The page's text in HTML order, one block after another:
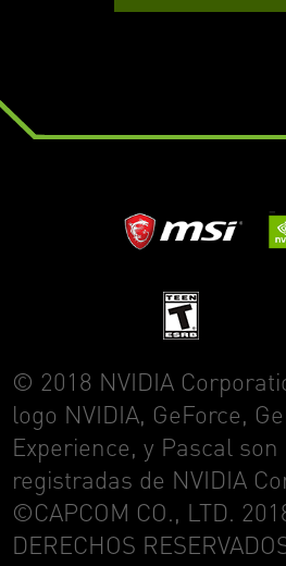
© 2018 NVIDIA
logo NVIDIA, GeForce,
Experience, y Pascal
registradas de NVIDIA
©CAPCOM CO., LTD.
DERECHOS